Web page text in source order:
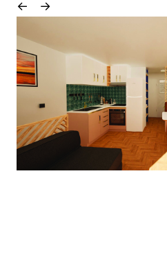
← →